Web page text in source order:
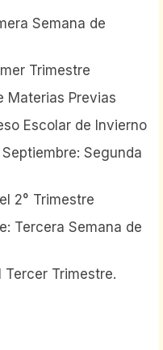
Semana de
Trimestre
Materias Previas
Escolar de Invierno
Segunda
2° Trimestre
Tercera Semana de
Tercer Trimestre.